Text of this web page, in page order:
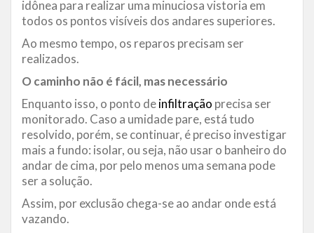
idônea para realizar uma minuciosa vistoria em
todos os pontos visíveis dos andares superiores.
Ao mesmo tempo, os reparos precisam ser
realizados.
O caminho não é fácil, mas necessário
Enquanto isso, o ponto deinfiltração precisa ser
monitorado. Caso a umidade pare, está tudo
resolvido, porém, se continuar, é preciso investigar
mais a fundo: isolar, ou seja, não usar o banheiro do
andar de cima, por pelo menos uma semana pode
ser a solução.
Assim, por exclusão chega-se ao andar onde está
vazando.